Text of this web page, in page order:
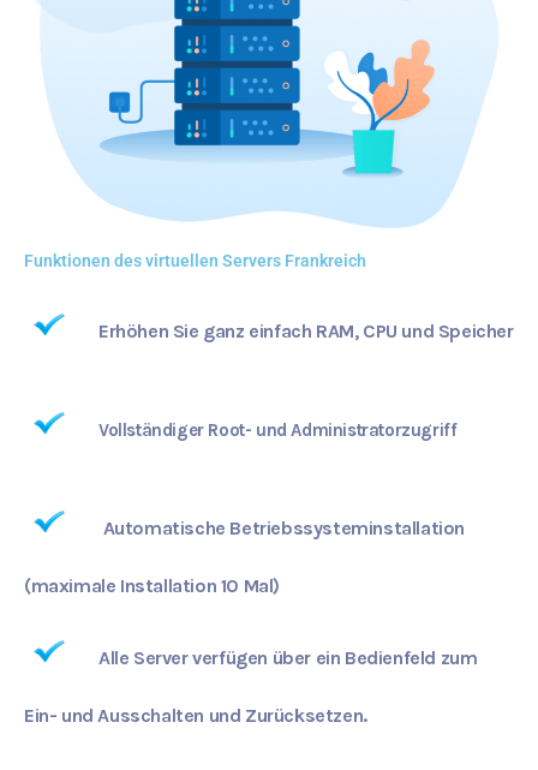
Funktionen des virtuellen Servers Frankreich
Erhöhen Sie ganz einfach RAM, CPU und Speicher
Vollständiger Root- und Administratorzugriff
Automatische Betriebssysteminstallation
(maximale Installation 10 Mal)
Alle Server verfügen über ein Bedienfeld zum
Ein- und Ausschalten und Zurücksetzen.